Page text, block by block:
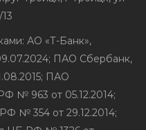
АО «Т-Банк»,
ПАО Сбербанк,
ПАО
№ 963 от 05.12.2014;
№ 354 от 29.12.2014;